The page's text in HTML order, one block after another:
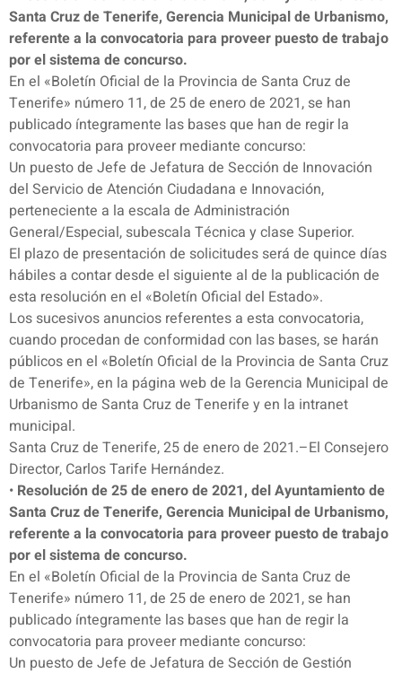
Santa Cruz de Tenerife, Gerencia Municipal de Urbanismo,
referente a la convocatoria para proveer puesto de trabajo
por el sistema de concurso.
En el «Boletín Oficial de la Provincia de Santa Cruz de
Tenerife» número 11, de 25 de enero de 2021, se han
publicado íntegramente las bases que han de regir la
convocatoria para proveer mediante concurso:
Un puesto de Jefe de Jefatura de Sección de Innovación
del Servicio de Atención Ciudadana e Innovación,
perteneciente a la escala de Administración
General/Especial, subescala Técnica y clase Superior.
El plazo de presentación de solicitudes será de quince días
hábiles a contar desde el siguiente al de la publicación de
esta resolución en el «Boletín Oficial del Estado».
Los sucesivos anuncios referentes a esta convocatoria,
cuando procedan de conformidad con las bases, se harán
públicos en el «Boletín Oficial de la Provincia de Santa Cruz
de Tenerife», en la página web de la Gerencia Municipal de
Urbanismo de Santa Cruz de Tenerife y en la intranet
municipal.
Santa Cruz de Tenerife, 25 de enero de 2021.–El Consejero
Director, Carlos Tarife Hernández.
• Resolución de 25 de enero de 2021, del Ayuntamiento de
Santa Cruz de Tenerife, Gerencia Municipal de Urbanismo,
referente a la convocatoria para proveer puesto de trabajo
por el sistema de concurso.
En el «Boletín Oficial de la Provincia de Santa Cruz de
Tenerife» número 11, de 25 de enero de 2021, se han
publicado íntegramente las bases que han de regir la
convocatoria para proveer mediante concurso:
Un puesto de Jefe de Jefatura de Sección de Gestión